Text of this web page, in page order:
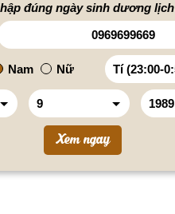
đúng ngày sinh dương lịch
Nam Nữ